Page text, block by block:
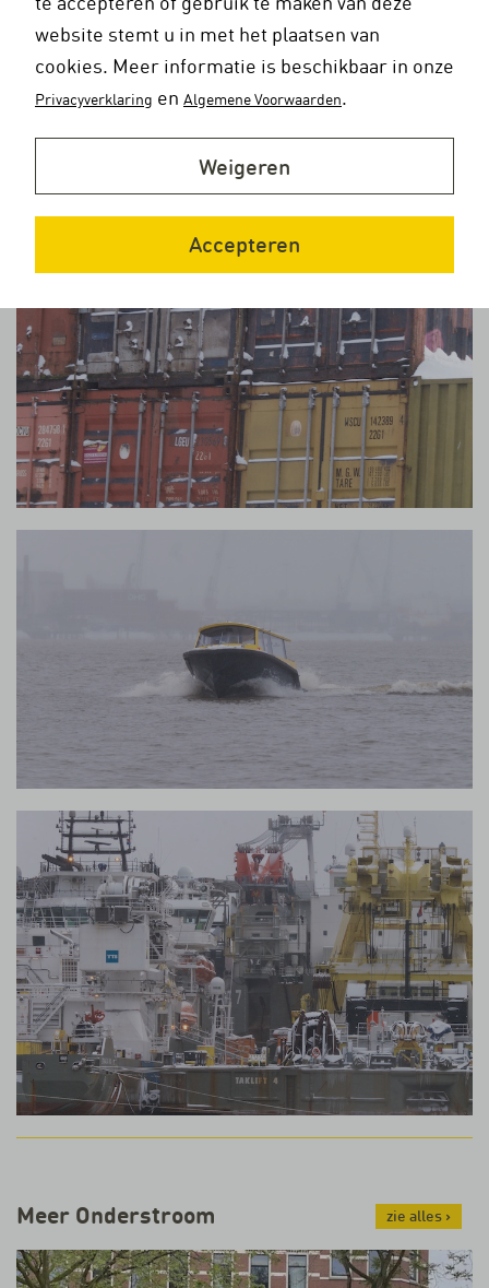
Meer Onderstroom zie alles ›
website stemt u in met het plaatsen van
cookies. Meer informatie is beschikbaar in onze
Privacyverklaring en Algemene Voorwaarden.
Weigeren
Accepteren